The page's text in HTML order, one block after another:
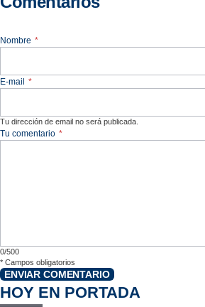
Nombre *
E-mail *
Tu dirección de email no será publicada.
Tu comentario *
0/500
* Campos obligatorios
ENVIAR COMENTARIO
HOY EN PORTADA